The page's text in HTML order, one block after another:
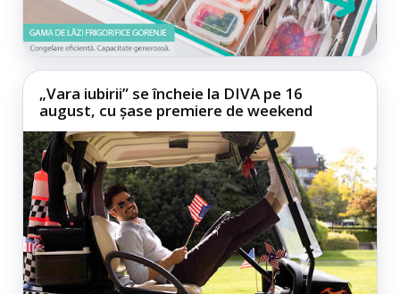
„Vara iubirii” se încheie la DIVA pe 16
august, cu șase premiere de weekend